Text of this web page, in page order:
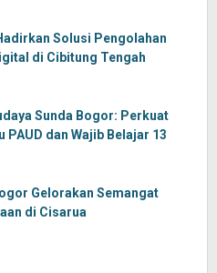
Solusi Pengolahan
di Cibitung Tengah
Sunda Bogor: Perkuat
PAUD dan Wajib Belajar 13
Gelorakan Semangat
di Cisarua